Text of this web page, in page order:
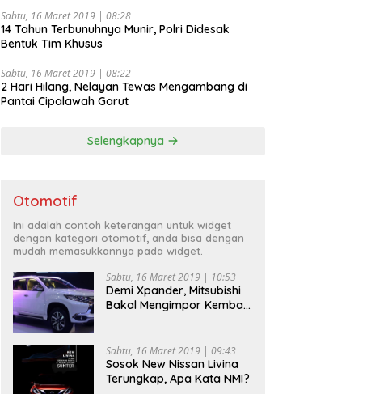
Sabtu, 16 Maret 2019 | 08:28
14 Tahun Terbunuhnya Munir, Polri Didesak
Bentuk Tim Khusus
Sabtu, 16 Maret 2019 | 08:22
2 Hari Hilang, Nelayan Tewas Mengambang di
Pantai Cipalawah Garut
Selengkapnya
Otomotif
Ini adalah contoh keterangan untuk widget
dengan kategori otomotif, anda bisa dengan
mudah memasukkannya pada widget.
Sabtu, 16 Maret 2019 | 10:53
Demi Xpander, Mitsubishi
Bakal Mengimpor Kembali
Sabtu, 16 Maret 2019 | 09:43
Sosok New Nissan Livina
Terungkap, Apa Kata NMI?